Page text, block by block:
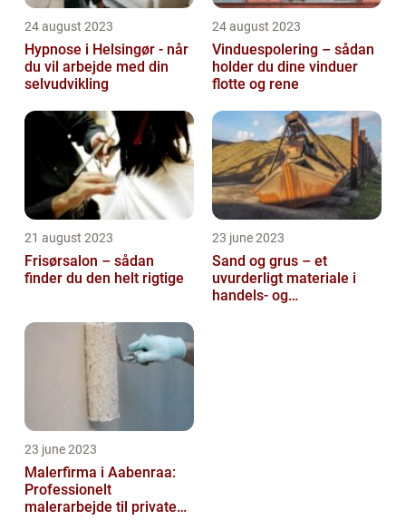
24 august 2023
Hypnose i Helsingør - når
du vil arbejde med din
selvudvikling
24 august 2023
Vinduespolering – sådan
holder du dine vinduer
flotte og rene
21 august 2023
Frisørsalon – sådan
finder du den helt rigtige
23 june 2023
Sand og grus – et
uvurderligt materiale i
handels- og
23 june 2023
Malerfirma i Aabenraa:
Professionelt
malerarbejde til private